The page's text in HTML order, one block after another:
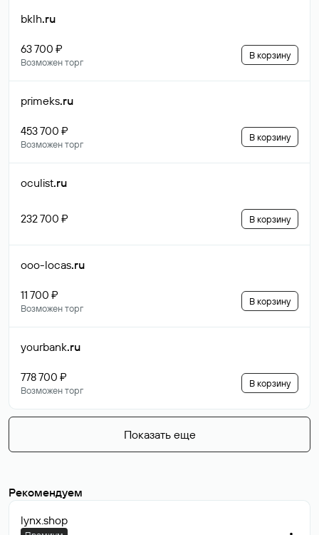
bklh.ru
63 700 ₽
Возможен торг
В корзину
primeks.ru
453 700 ₽
Возможен торг
В корзину
oculist.ru
232 700 ₽ В корзину
ooo-locas.ru
11 700 ₽
Возможен торг
В корзину
yourbank.ru
778 700 ₽
Возможен торг
В корзину
Показать еще
Рекомендуем
lynx.shop